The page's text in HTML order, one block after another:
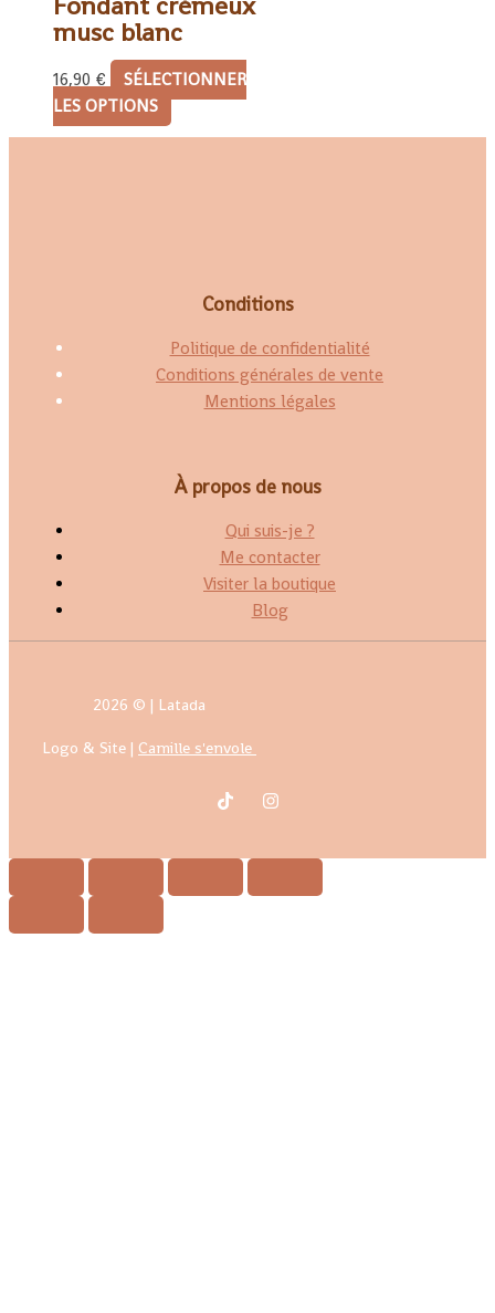
musc blanc
16,90 €
SÉLECTIONNER
LES OPTIONS
Conditions
Politique de confidentialité
Conditions générales de vente
Mentions légales
À propos de nous
Qui suis-je ?
Me contacter
Visiter la boutique
Blog
2026 © | Latada
Logo & Site | Camille s'envole